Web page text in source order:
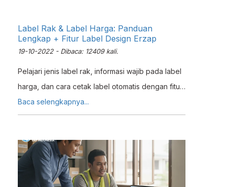
Label Rak & Label Harga: Panduan
Lengkap + Fitur Label Design Erzap
19-10-2022 - Dibaca: 12409 kali.
Pelajari jenis label rak, informasi wajib pada label
harga, dan cara cetak label otomatis dengan fitur
Label Design Erzap untuk toko retail dan UKM.
Baca selengkapnya...